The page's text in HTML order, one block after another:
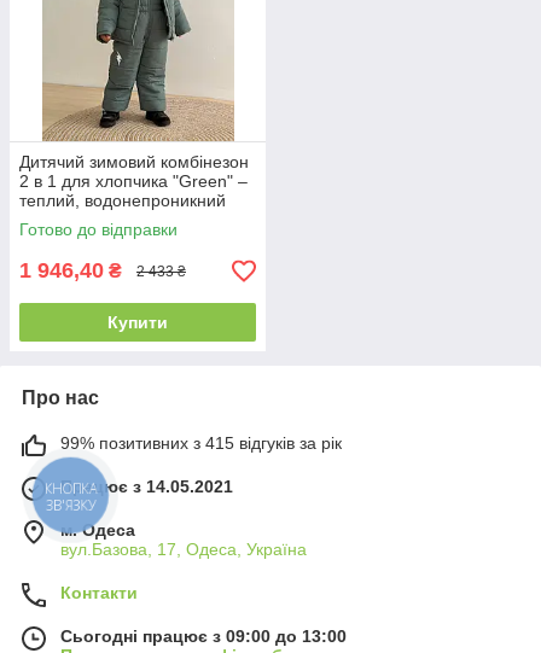
Дитячий зимовий комбінезон
2 в 1 для хлопчика "Green" –
теплий, водонепроникний
(розмір 86/92, 92/98, 98/104 і
104/110см)
Готово до відправки
1 946,40 ₴ 2 433 ₴
Купити
Про нас
99% позитивних з 415 відгуків за рік
Працює з 14.05.2021
м. Одеса
вул.Базова, 17, Одеса, Україна
Контакти
Сьогодні працює з 09:00 до 13:00
КНОПКА
ЗВ'ЯЗКУ